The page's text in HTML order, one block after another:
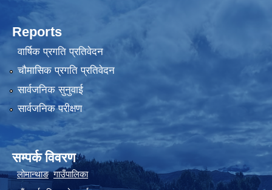
Reports
वार्षिक प्रगति प्रतिवेदन
चौमासिक प्रगति प्रतिवेदन
सार्वजनिक सुनुवाई
सार्वजनिक परीक्षण
सम्पर्क विवरण
लोमान्थाङ गाउँपालिका